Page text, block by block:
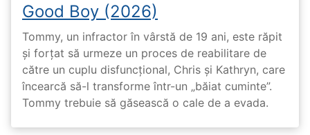
Good Boy (2026)
Tommy, un infractor în vârstă de 19 ani, este răpit
și forțat să urmeze un proces de reabilitare de
către un cuplu disfuncțional, Chris și Kathryn, care
încearcă să-l transforme într-un „băiat cuminte”.
Tommy trebuie să găsească o cale de a evada.